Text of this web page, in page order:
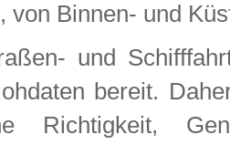
von Binnen- und
und
bereit.
Richtigkeit,